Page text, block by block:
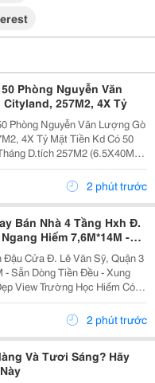
Phòng Nguyễn Văn
257M2, 4X Tỷ
Phòng Nguyễn Văn Lượng Gò
Tiền Kd Có 50
Nhận Thông...
2 phút trước
Bán Nhà 4 Tầng Hxh Đ.
Hiếm 7,6M*14M -
Khoán 30Tr/Th - Xung
Tầng
Đậu Cửa Đ. Lê Văn Sỹ, Quận 3
- Sẵn Dòng Tiền Đều - Xung
View Trường Học Hiếm Có -
4 Tầng Btct - Hxh 6M
Tập Trung Nhà Cao...2 phút trước
Và Tươi Sáng? Hãy